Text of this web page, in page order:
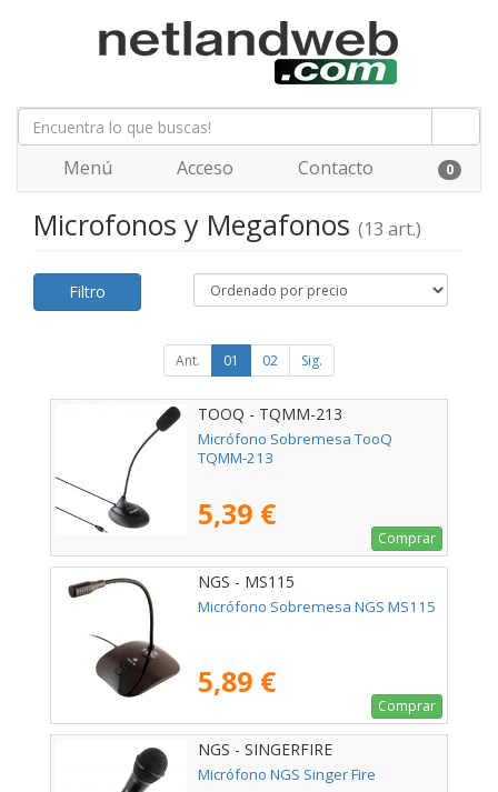
Menú Acceso Contacto 0
Microfonos y Megafonos (13 art.)
Filtro
Ant. 01 02 Sig.
TOOQ - TQMM-213
Micrófono Sobremesa TooQ
TQMM-213
5,39 €
Comprar
NGS - MS115
Micrófono Sobremesa NGS MS115
5,89 €
Comprar
NGS - SINGERFIRE
Micrófono NGS Singer Fire